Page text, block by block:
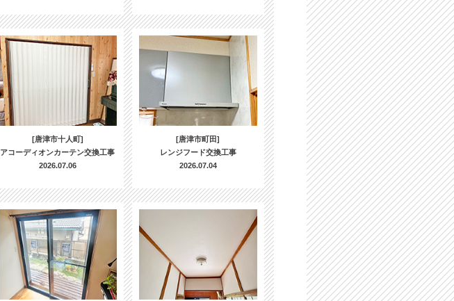
[唐津市十人町]
アコーディオンカーテン交換工事
2026.07.06
[唐津市町田]
レンジフード交換工事
2026.07.04